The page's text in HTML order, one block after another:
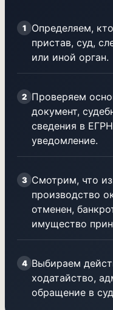
1
Определяем,
пристав, суд,
или иной орган.
2 Проверяем
документ,
сведения в
уведомление.
3 Смотрим, что
производство
отменен,
имущество
4 Выбираем
ходатайство,
обращение в